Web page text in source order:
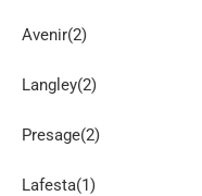
Avenir(2)
Langley(2)
Presage(2)
Lafesta(1)